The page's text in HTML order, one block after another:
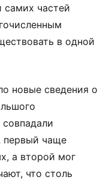
самих частей
в одной
новые сведения о
совпадали
первый чаще
а второй мог
что столь